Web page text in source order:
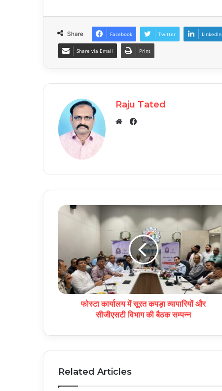
Share Facebook Twitter LinkedIn
Share via Email Print
Raju Tated
Facebook
फोस्टा कार्यालय में सूरत कपड़ा व्यापारियों और
सीजीएसटी विभाग की बैठक सम्पन्न
Related Articles